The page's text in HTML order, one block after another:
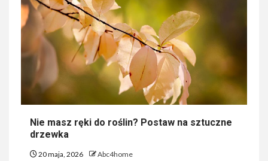
Nie masz ręki do roślin? Postaw na sztuczne
drzewka
20 maja, 2026 Abc4home